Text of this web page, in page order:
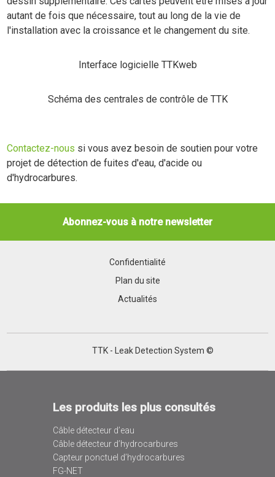
autant de fois que nécessaire, tout au long de la vie de
l'installation avec la croissance et le changement du site.
Interface logicielle TTKweb
Schéma des centrales de contrôle de TTK
Contactez-nous si vous avez besoin de soutien pour votre
projet de détection de fuites d'eau, d'acide ou
d'hydrocarbures.
Abonnez-vous à notre newsletter
Confidentialité
Plan du site
Actualités
TTK - Leak Detection System ©
Les produits les plus consultés
Câble détecteur d’eau
Câble détecteur d’hydrocarbures
Capteur ponctuel d’hydrocarbures
FG-NET